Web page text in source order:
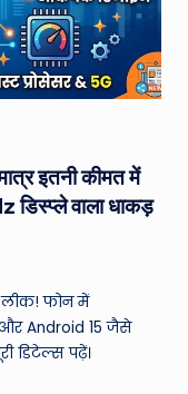
इतनी कीमत में
वाला धाकड़
लीक! फोन में
और Android 15 जैसे
डिटेल्स पढ़ें।